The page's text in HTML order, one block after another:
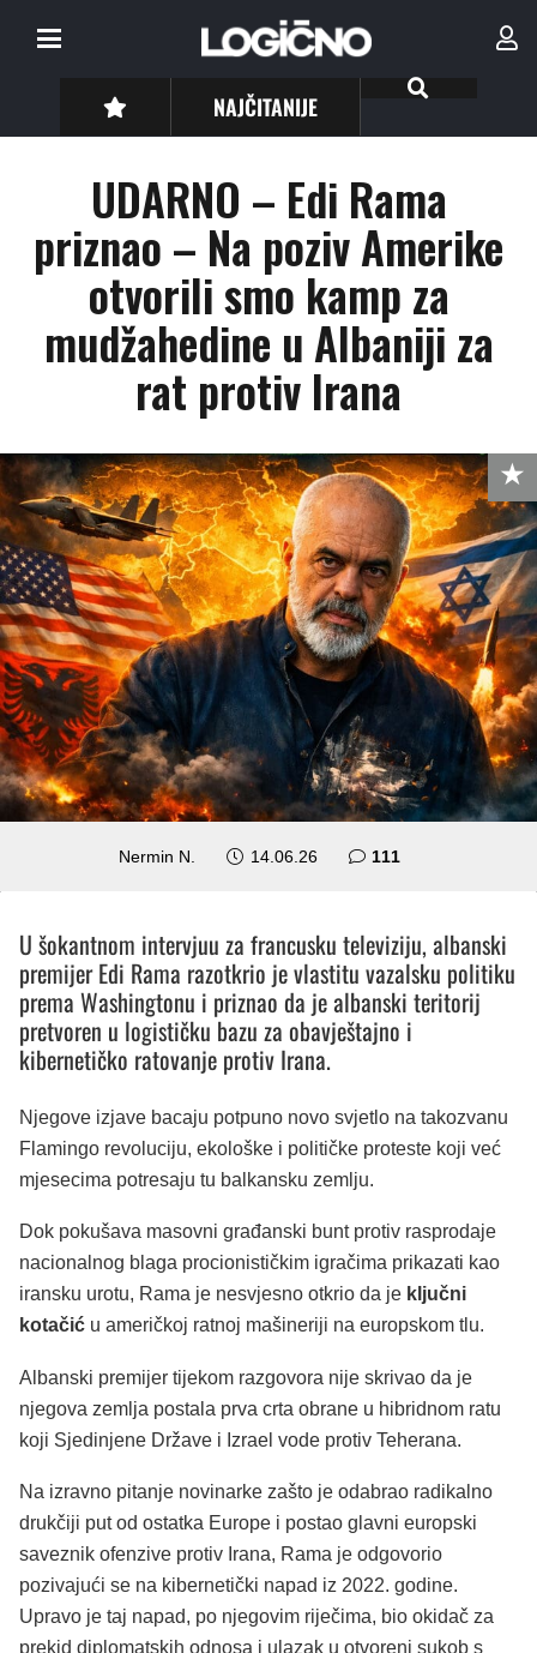
NAJČITANIJE
UDARNO – Edi Rama
priznao – Na poziv Amerike
otvorili smo kamp za
mudžahedine u Albaniji za
rat protiv Irana
Nermin N. 14.06.26 111
U šokantnom intervjuu za francusku televiziju, albanski
premijer Edi Rama razotkrio je vlastitu vazalsku politiku
prema Washingtonu i priznao da je albanski teritorij
pretvoren u logističku bazu za obavještajno i
kibernetičko ratovanje protiv Irana.
Njegove izjave bacaju potpuno novo svjetlo na takozvanu
Flamingo revoluciju, ekološke i političke proteste koji već
mjesecima potresaju tu balkansku zemlju.
Dok pokušava masovni građanski bunt protiv rasprodaje
nacionalnog blaga procionističkim igračima prikazati kao
iransku urotu, Rama je nesvjesno otkrio da je ključni
kotačić u američkoj ratnoj mašineriji na europskom tlu.
Albanski premijer tijekom razgovora nije skrivao da je
njegova zemlja postala prva crta obrane u hibridnom ratu
koji Sjedinjene Države i Izrael vode protiv Teherana.
Na izravno pitanje novinarke zašto je odabrao radikalno
drukčiji put od ostatka Europe i postao glavni europski
saveznik ofenzive protiv Irana, Rama je odgovorio
pozivajući se na kibernetički napad iz 2022. godine.
Upravo je taj napad, po njegovim riječima, bio okidač za
prekid diplomatskih odnosa i ulazak u otvoreni sukob s